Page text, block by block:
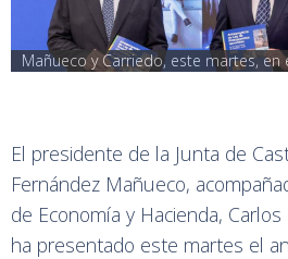
Mañueco y Carriedo, este martes,
El presidente de la Junta de
Fernández Mañueco,
de Economía y Hacienda,
ha presentado este martes el